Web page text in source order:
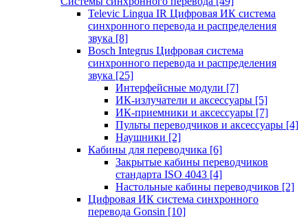
Televic Lingua IR Цифровая ИК система
синхронного перевода и распределения
звука [8]
Bosch Integrus Цифровая система
синхронного перевода и распределения
звука [25]
Интерфейсные модули [7]
ИК-излучатели и аксессуары [5]
ИК-приемники и аксессуары [7]
Пульты переводчиков и аксессуары [4]
Наушники [2]
Кабины для переводчика [6]
Закрытые кабины переводчиков
стандарта ISO 4043 [4]
Настольные кабины переводчиков [2]
Цифровая ИК система синхронного
перевода Gonsin [10]